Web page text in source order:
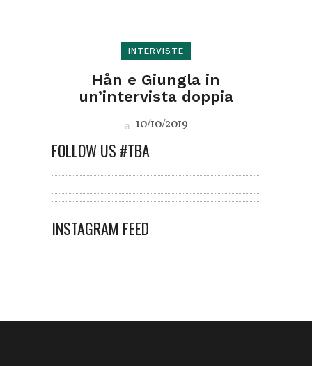
INTERVISTE
Hån e Giungla in
un’intervista doppia
10/10/2019
FOLLOW US #TBA
INSTAGRAM FEED